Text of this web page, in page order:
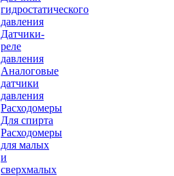
гидростатического
давления
Датчики-
реле
давления
Аналоговые
датчики
давления
Расходомеры
Для спирта
Расходомеры
для малых
и
сверхмалых